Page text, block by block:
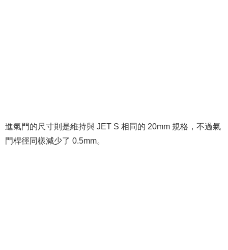
進氣門的尺寸則是維持與 JET S 相同的 20mm 規格，不過氣
門桿徑同樣減少了 0.5mm。